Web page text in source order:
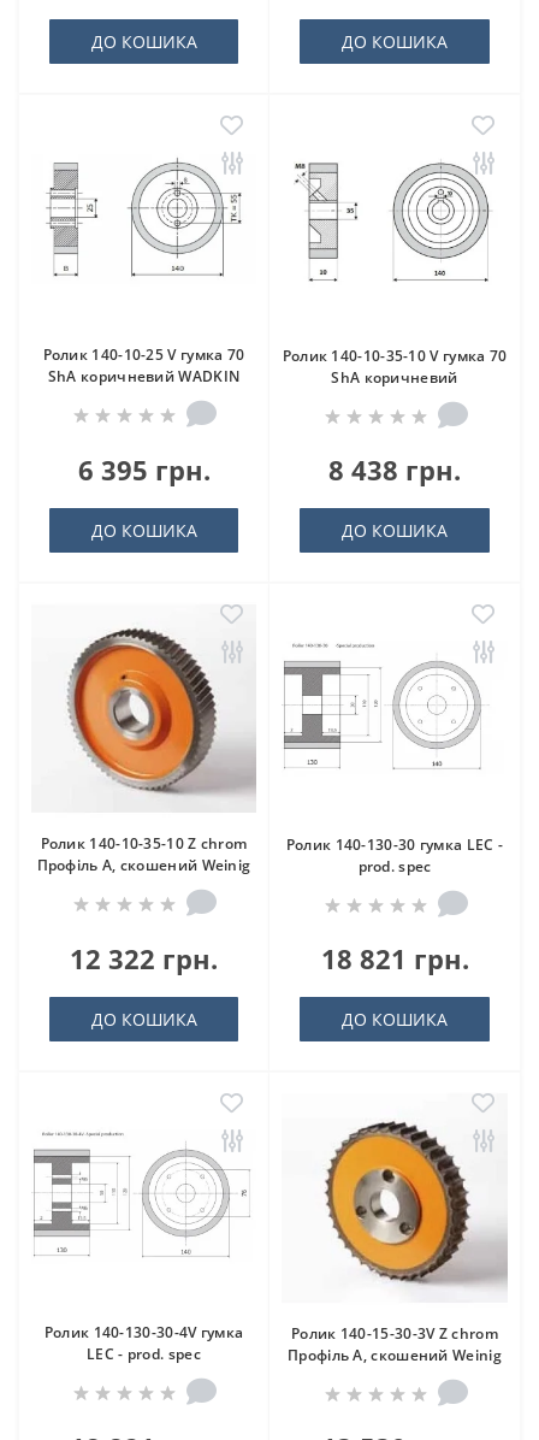
ДО КОШИКА ДО КОШИКА
Ролик 140-10-25 V гумка 70
ShA коричневий WADKIN
6 395 грн.
ДО КОШИКА
Ролик 140-10-35-10 V гумка 70
ShA коричневий
8 438 грн.
ДО КОШИКА
Ролик 140-10-35-10 Z chrom
Профіль A, скошений Weinig
12 322 грн.
ДО КОШИКА
Ролик 140-130-30 гумка LEC -
prod. spec
18 821 грн.
ДО КОШИКА
Ролик 140-130-30-4V гумка
LEC - prod. spec
Ролик 140-15-30-3V Z chrom
Профіль A, скошений Weinig